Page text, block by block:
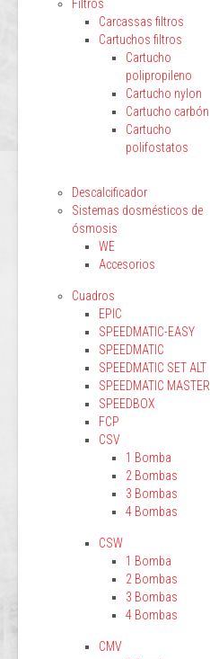
Filtros
Carcassas filtros
Cartuchos filtros
Cartucho
polipropileno
Cartucho nylon
Cartucho carbón
Cartucho
polifostatos
Descalcificador
Sistemas dosmésticos de
ósmosis
WE
Accesorios
Cuadros
EPIC
SPEEDMATIC-EASY
SPEEDMATIC
SPEEDMATIC SET ALT
SPEEDMATIC MASTER
SPEEDBOX
FCP
CSV
1 Bomba
2 Bombas
3 Bombas
4 Bombas
CSW
1 Bomba
2 Bombas
3 Bombas
4 Bombas
CMV